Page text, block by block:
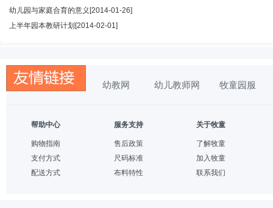
幼儿园与家庭合育的意义 [2014-01-26]
上半年园本教研计划 [2014-02-01]
幼教网 幼儿教师网 牧童园服
帮助中心
购物指南
支付方式
配送方式
服务支持
售后政策
尺码标准
布料特性
关于牧童
了解牧童
加入牧童
联系我们